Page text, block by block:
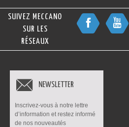
SUIVEZ MECCANO
SUR LES
RÉSEAUX
NEWSLETTER
Inscrivez-vous à notre lettre
d’information et restez informé
de nos nouveautés